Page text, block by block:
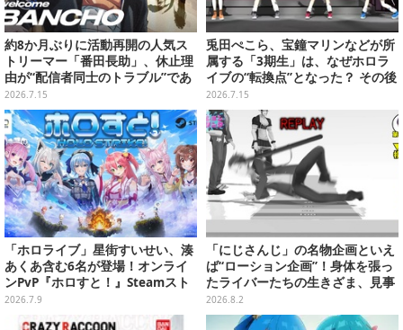
約8か月ぶりに活動再開の人気ス
トリーマー「番田長助」、休止理
由が“配信者同士のトラブル”であ
ったと明かす―「原因は自身の未
熟さと慢心」
2026.7.15
兎田ぺこら、宝鐘マリンなどが所
属する「3期生」は、なぜホロラ
イブの“転換点”となった？ その後
の展開を決定づけた、黄金世代を
振り返る【特集】
2026.7.15
「ホロライブ」星街すいせい、湊
あくあ含む6名が登場！オンライ
ンPvP『ホロすと！』Steamスト
アページ公開、プレイテスター募
2026.7.9
「にじさんじ」の名物企画といえ
ば“ローション企画”！身体を張っ
たライバーたちの生きざま、見事
な転倒具合を振り返り【特集】
2026.8.2